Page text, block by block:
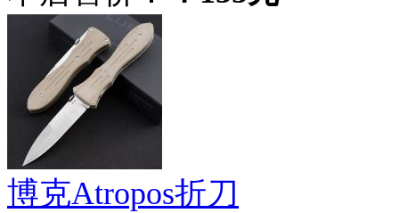
博克Atropos折刀